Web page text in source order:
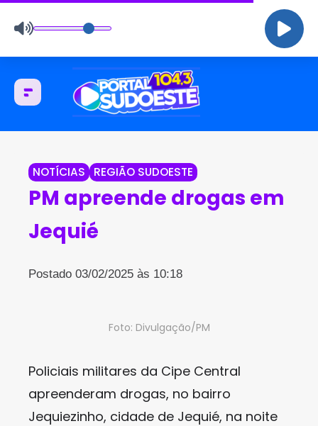
NOTÍCIAS REGIÃO SUDOESTE
PM apreende drogas em
Jequié
Postado 03/02/2025 às 10:18
Foto: Divulgação/PM
Policiais militares da Cipe Central
apreenderam drogas, no bairro
Jequiezinho, cidade de Jequié, na noite